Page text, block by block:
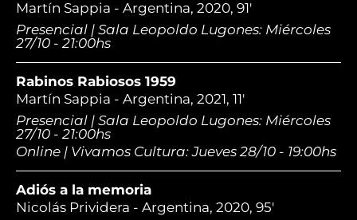
Martín Sappia - Argentina, 2020, 91'
Presencial | Sala Leopoldo Lugones: Miércoles
27/10 - 21:00hs
Rabinos Rabiosos 1959
Martín Sappia - Argentina, 2021, 11'
Presencial | Sala Leopoldo Lugones: Miércoles
27/10 - 21:00hs
Online | Vivamos Cultura: Jueves 28/10 - 19:00hs
Adiós a la memoria
Nicolás Prividera - Argentina, 2020, 95'